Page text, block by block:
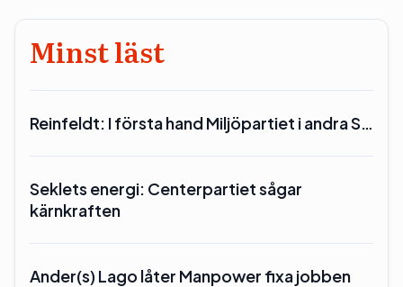
Minst läst
Reinfeldt: I första hand Miljöpartiet i andra S…
Seklets energi: Centerpartiet sågar
kärnkraften
Ander(s) Lago låter Manpower fixa jobben